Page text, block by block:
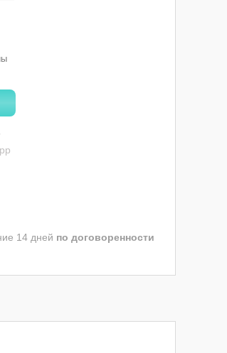
14 дней по договоренности